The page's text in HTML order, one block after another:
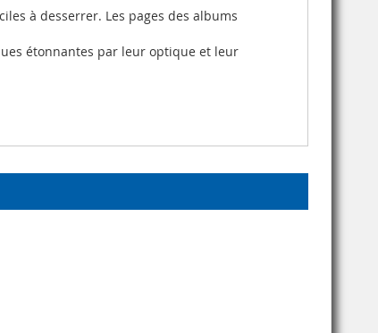
à desserrer. Les pages des albums
étonnantes par leur optique et leur